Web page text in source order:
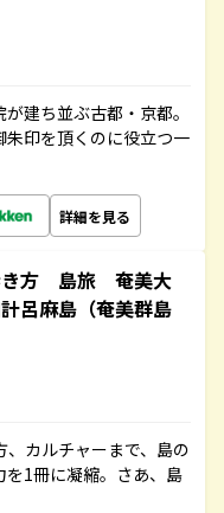
建ち並ぶ古都・京都。
印を頂くのに役立つ一
詳細を見る
き方 島旅 奄美大
麻島（奄美群島
カルチャーまで、島の
1冊に凝縮。さあ、島